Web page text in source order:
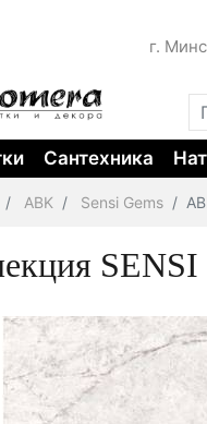
г.
Сантехника
ABK Sensi Gems